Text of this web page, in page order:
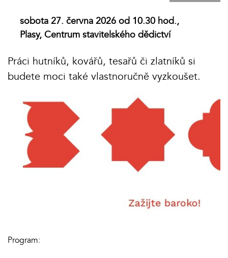
sobota 27. června 2026 od 10.30 hod.,
Plasy, Centrum stavitelského dědictví
Práci hutníků, kovářů, tesařů či zlatníků si
budete moci také vlastnoručně vyzkoušet.
Program: